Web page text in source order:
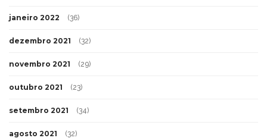
janeiro 2022 (36)
dezembro 2021 (32)
novembro 2021 (29)
outubro 2021 (23)
setembro 2021 (34)
agosto 2021 (32)